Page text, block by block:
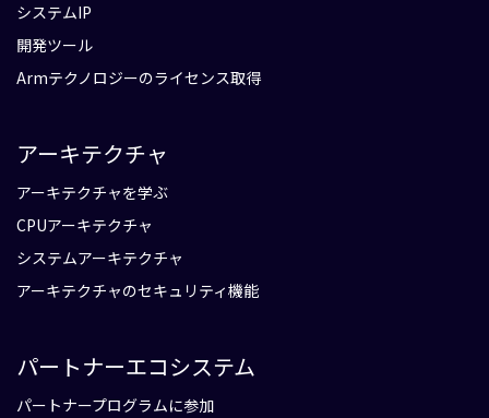
システムIP
開発ツール
Armテクノロジーのライセンス取得
アーキテクチャ
アーキテクチャを学ぶ
CPUアーキテクチャ
システムアーキテクチャ
アーキテクチャのセキュリティ機能
パートナーエコシステム
パートナープログラムに参加